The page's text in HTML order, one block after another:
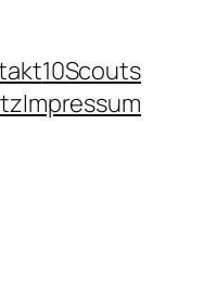
10Scouts
Impressum